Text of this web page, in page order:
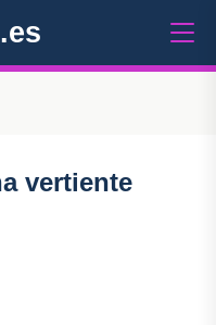
vertiente